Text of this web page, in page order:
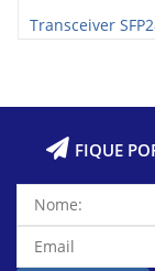
Transceiver
FIQUE